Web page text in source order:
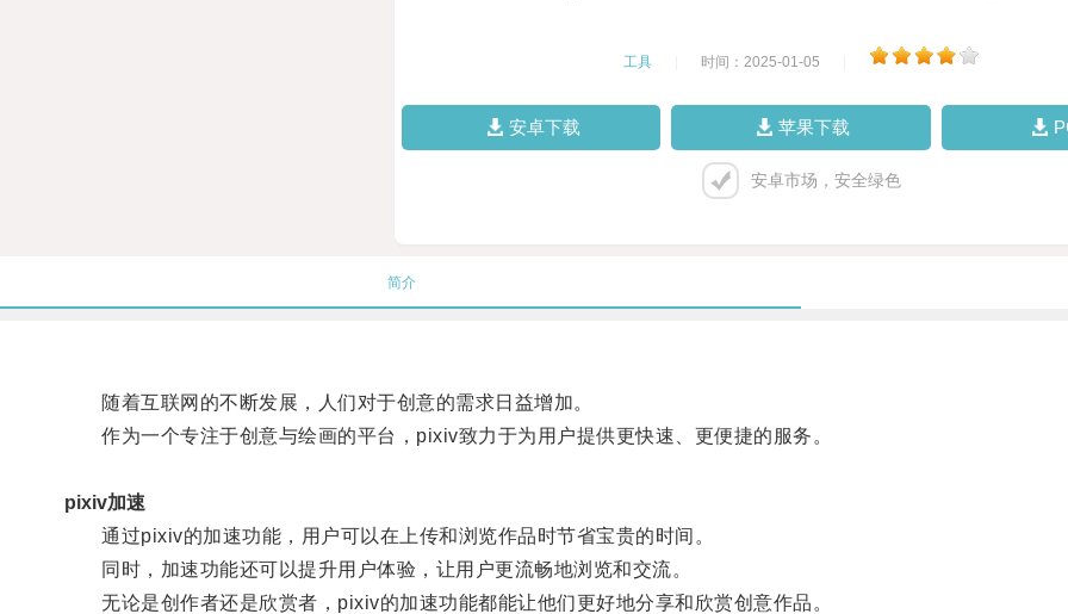
工具 时间：2025-01-05
安卓下载 苹果下载
安卓市场，安全绿色
简介
随着互联网的不断发展，人们对于创意的需求日益增加。
作为一个专注于创意与绘画的平台，pixiv致力于为用户提供更快速、更便捷的服务。
pixiv加速
通过pixiv的加速功能，用户可以在上传和浏览作品时节省宝贵的时间。
同时，加速功能还可以提升用户体验，让用户更流畅地浏览和交流。
无论是创作者还是欣赏者，pixiv的加速功能都能让他们更好地分享和欣赏创意作品。